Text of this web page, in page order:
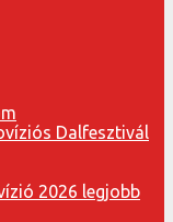
Dalfesztivál
2026 legjobb